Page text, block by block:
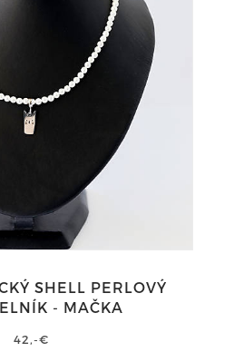
SHELL PERLOVÝ
- MAČKA
42,-€